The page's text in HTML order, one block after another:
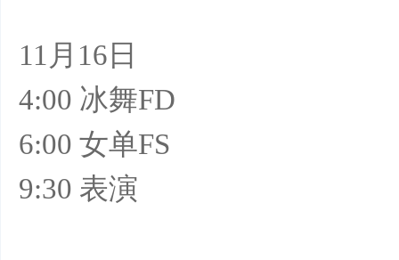
11月16日
4:00 冰舞FD
6:00 女单FS
9:30 表演